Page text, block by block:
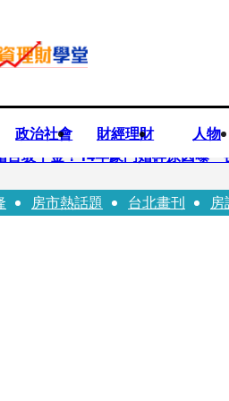
政治社會 財經理財 人物
台玻千金！14年豪門婚碎原因曝
／徐莉玲「巨大哀傷足不出戶」
房市熱話題 台北畫刊